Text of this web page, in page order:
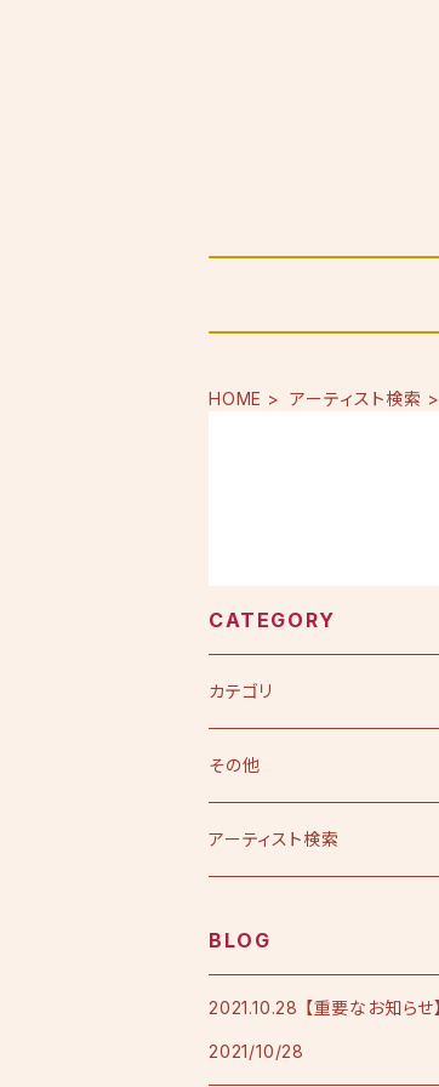
HOME アーティスト検索
CATEGORY
カテゴリ
CD
シングル
限定版
DVD
アルバム
フレンチテリースタジャン
カラオケノート
その他
その他
アーティスト検索
加宮佑唏
BLOG
2021.10.28 【重要なお知らせ】
2021/10/28